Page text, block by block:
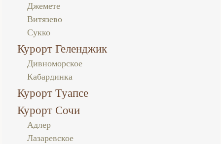
Джемете
Витязево
Сукко
Курорт Геленджик
Дивноморское
Кабардинка
Курорт Туапсе
Курорт Сочи
Адлер
Лазаревское